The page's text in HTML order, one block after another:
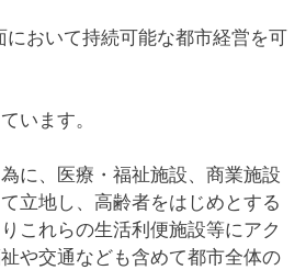
において持続可能な都市経営を可
います。
に、医療・福祉施設、商業施設
立地し、高齢者をはじめとする
これらの生活利便施設等にアク
や交通なども含めて都市全体の